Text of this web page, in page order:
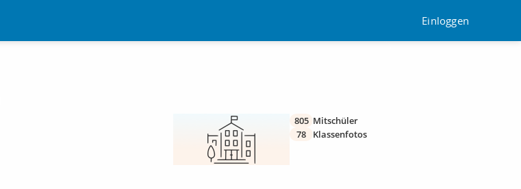
Einloggen
805 Mitschüler
78
Klassenfotos